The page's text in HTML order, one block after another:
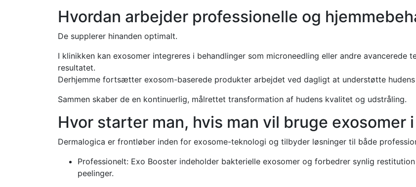
Hvordan arbejder professionelle og
De supplerer hinanden optimalt.
I klinikken kan exosomer integreres i behandlinger som microneedling eller andre
resultatet.
Derhjemme fortsætter exosom-baserede produkter arbejdet ved dagligt at understøtte
Sammen skaber de en kontinuerlig, målrettet transformation af hudens kvalitet og udstråling.
Hvor starter man, hvis man vil bruge exosomer
Dermalogica er frontløber inden for exosome-teknologi og tilbyder løsninger til både
Professionelt: Exo Booster indeholder bakterielle exosomer og forbedrer synlig
peelinger.